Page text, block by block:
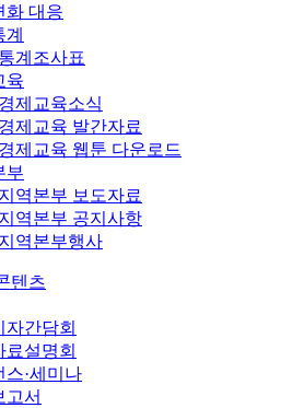
화 대응
통계조사표
육
경제교육소식
경제교육 발간자료
경제교육 웹툰 다운로드
부
지역본부 보도자료
지역본부 공지사항
지역본부행사
텐츠
자간담회
료설명회
스·세미나
고서